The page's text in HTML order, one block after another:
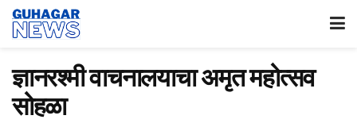
ज्ञानरश्मी वाचनालयाचा अमृत महोत्सव
सोहळा